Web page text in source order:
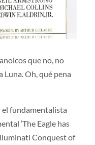
que no, no
Oh, qué pena
el fundamentalista
‘The Eagle has
Conquest of